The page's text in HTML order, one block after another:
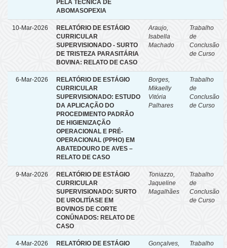
PELA TÉCNICA DE
ABOMASOPEXIA
10-Mar-2026
RELATÓRIO DE ESTÁGIO
CURRICULAR
SUPERVISIONADO - SURTO
DE TRISTEZA PARASITÁRIA
BOVINA: RELATO DE CASO
Araujo,
Isabella
Machado
Trabalho
de
Conclusão
de Curso
6-Mar-2026
RELATÓRIO DE ESTÁGIO
CURRICULAR
SUPERVISIONADO: ESTUDO
DA APLICAÇÃO DO
PROCEDIMENTO PADRÃO
DE HIGIENIZAÇÃO
OPERACIONAL E PRÉ-
OPERACIONAL (PPHO) EM
ABATEDOURO DE AVES –
RELATO DE CASO
Borges,
Mikaelly
Vitória
Palhares
Trabalho
de
Conclusão
de Curso
9-Mar-2026
RELATÓRIO DE ESTÁGIO
CURRICULAR
SUPERVISIONADO: SURTO
DE UROLITÍASE EM
BOVINOS DE CORTE
CONÛNADOS: RELATO DE
CASO
Toniazzo,
Jaqueline
Magalhães
Trabalho
de
Conclusão
de Curso
4-Mar-2026
RELATÓRIO DE ESTÁGIO
Gonçalves,
Trabalho